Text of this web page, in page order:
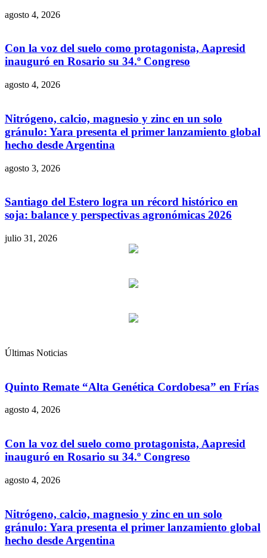
agosto 4, 2026
Con la voz del suelo como protagonista, Aapresid
inauguró en Rosario su 34.º Congreso
agosto 4, 2026
Nitrógeno, calcio, magnesio y zinc en un solo
gránulo: Yara presenta el primer lanzamiento global
hecho desde Argentina
agosto 3, 2026
Santiago del Estero logra un récord histórico en
soja: balance y perspectivas agronómicas 2026
julio 31, 2026
Últimas Noticias
Quinto Remate “Alta Genética Cordobesa” en Frías
agosto 4, 2026
Con la voz del suelo como protagonista, Aapresid
inauguró en Rosario su 34.º Congreso
agosto 4, 2026
Nitrógeno, calcio, magnesio y zinc en un solo
gránulo: Yara presenta el primer lanzamiento global
hecho desde Argentina